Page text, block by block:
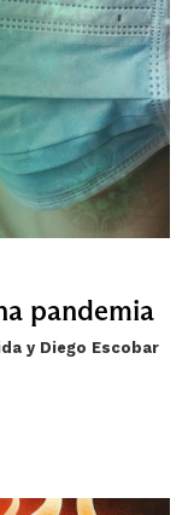
pandemia
y Diego Escobar